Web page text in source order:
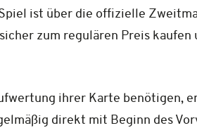
ist über die offizielle
zum regulären Preis
ihrer Karte benötigen,
direkt mit Beginn des